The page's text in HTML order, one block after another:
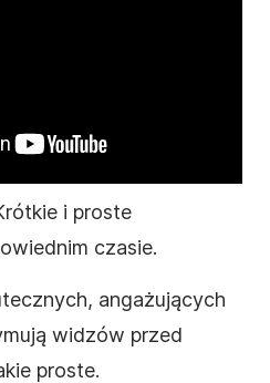
i proste
czasie.
angażujących
widzów przed
proste.